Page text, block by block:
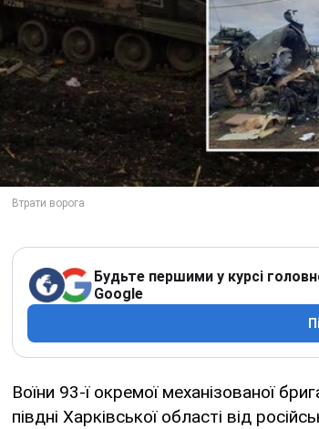
Будьте першими у курсі
Google
Воїни 93-ї окремої механізованої
півдні Харківської області від